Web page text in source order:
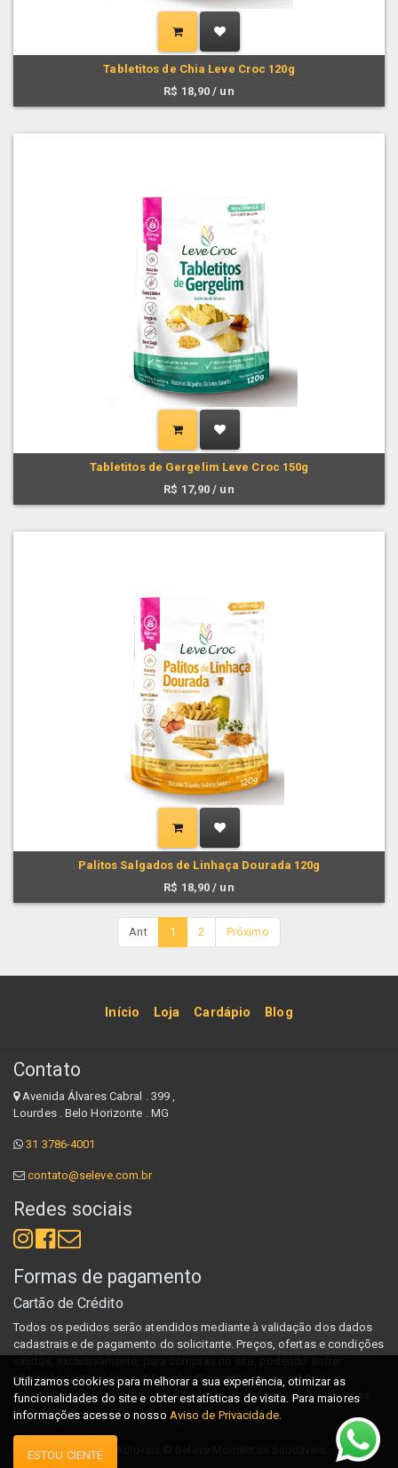
Tabletitos de Chia Leve Croc 120g
R$ 18,90 / un
Tabletitos de Gergelim Leve Croc 150g
R$ 17,90 / un
Palitos Salgados de Linhaça Dourada 120g
R$ 18,90 / un
Ant 1 2 Próximo
Início Loja Cardápio Blog
Contato
Avenida Álvares Cabral . 399 ,
Lourdes . Belo Horizonte . MG
31 3786-4001
contato@seleve.com.br
Redes sociais
Formas de pagamento
Cartão de Crédito
Todos os pedidos serão atendidos mediante à validação dos dados
cadastrais e de pagamento do solicitante. Preços, ofertas e condições
alterações sem prévia notificação. Os preços dos produtos
constantes no site podem ser diferentes dos preços praticados nas
lojas físicas.
Direitos Autorais ©
Utilizamos cookies para melhorar a sua experiência, otimizar as
funcionalidades do site e obter estatísticas de visita. Para maiores
informações acesse o nosso Aviso de Privacidade.
ESTOU CIENTE